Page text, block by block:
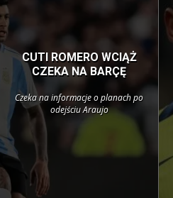
CUTI ROMERO WCIĄŻ
CZEKA NA BARÇĘ
Czeka na informacje o planach po
odejściu Araujo